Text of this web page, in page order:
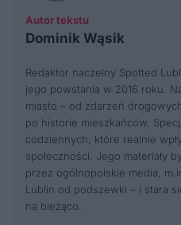
Autor tekstu
Dominik Wąsik
Redaktor naczelny Spotted
jego powstania w 2016 roku.
miasto – od zdarzeń
po historie mieszkańców.
codziennych, które realnie
społeczności. Jego materiały
przez ogólnopolskie media,
Lublin od podszewki – i stara
na bieżąco.